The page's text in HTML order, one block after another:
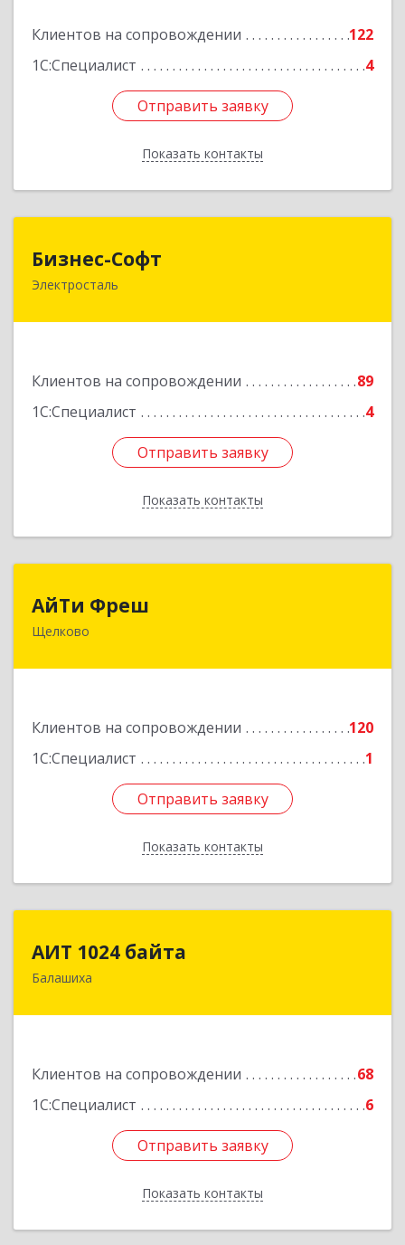
Клиентов на сопровождении
122
1С:Специалист
4
Отправить заявку
Показать контакты
Отправить заявку
Назад
Бизнес-Софт
Электросталь
Клиентов на сопровождении
89
1С:Специалист
4
Отправить заявку
Показать контакты
144000, Московская обл, Электросталь г, Карла
Отправить заявку
Назад
АйТи Фреш
Щелково
Клиентов на сопровождении
120
1С:Специалист
1
Отправить заявку
Показать контакты
141100, Московская обл, Щелково г, Городской
Отправить заявку
Назад
АИТ 1024 байта
Балашиха
Клиентов на сопровождении
68
1С:Специалист
6
Отправить заявку
Показать контакты
143909, Московская обл, Балашиха г, Солнечная
Отправить заявку
Назад